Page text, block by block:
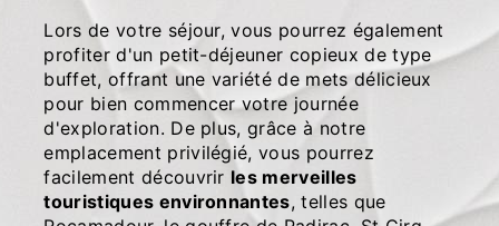
Lors de votre séjour, vous pourrez également
profiter d'un petit-déjeuner copieux de type
buffet, offrant une variété de mets délicieux
pour bien commencer votre journée
d'exploration. De plus, grâce à notre
emplacement privilégié, vous pourrez
facilement découvrir les merveilles
touristiques environnantes, telles que